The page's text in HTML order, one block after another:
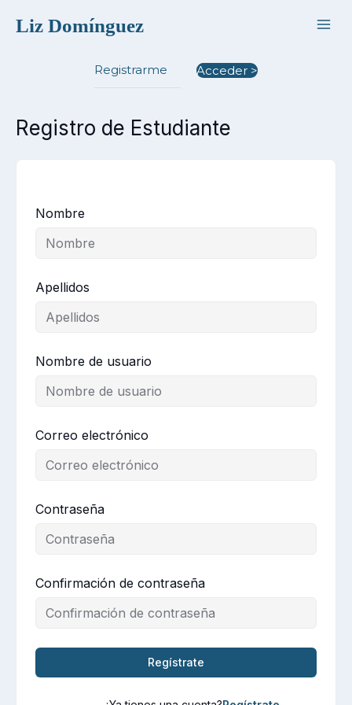
Liz Domínguez
Registrarme Acceder >
Registro de Estudiante
Nombre
Apellidos
Nombre de usuario
Correo electrónico
Contraseña
Confirmación de contraseña
Regístrate